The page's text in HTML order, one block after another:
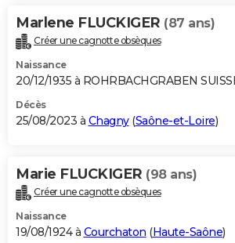
Marlene FLUCKIGER (87 ans)
Créer une cagnotte obsèques
Naissance
20/12/1935 à ROHRBACHGRABEN
Décès
25/08/2023 à Chagny(Saône-et-Loire)
Marie FLUCKIGER (98 ans)
Créer une cagnotte obsèques
Naissance
19/08/1924 à Courchaton (Haute-Saône)